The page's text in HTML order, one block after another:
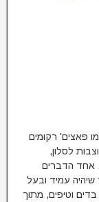
פאצים' רקומים
לסלון,
אחד הדברים
עמיד ובעל
וטיפים, מתוך